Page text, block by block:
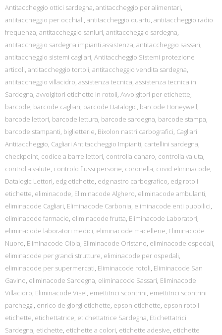
Antitaccheggio ottici sardegna, antitaccheggio per alimentari,
antitaccheggio per occhiali, antitaccheggio quartu, antitaccheggio radio
frequenza, antitaccheggio sanluri, antitaccheggio sardegna,
antitaccheggio sardegna impianti assistenza, antitaccheggio sassari,
antitaccheggio sistemi cagliari, Antitaccheggio Sistemi protezione
articoli, antitaccheggio tortolì, antitaccheggio vendita sardegna,
antitaccheggio villacidro, assistenza tecnica, assistenza tecnica in
Sardegna, avvolgitori etichette in rotoli, Avvolgitori per etichette,
barcode, barcode cagliari, barcode Datalogic, barcode Honeywell,
barcode lettori, barcode lettura, barcode sardegna, barcode stampa,
barcode stampanti, biglietterie, Bixolon nastri carbografici, Cagliari
Antitaccheggio, Cagliari Antitaccheggio Impianti, cartellini sardegna,
checkpoint, codice a barre lettori, controlla danaro, controlla valuta,
controlla valute, controlo flussi persone, coronella, covid eliminacode,
Datalogic Lettori, edg etichette, edg nastro carbografico, edg rotoli
etichette, eliminacode, Eliminacode Alghero, eliminacode ambulanti,
eliminacode Cagliari, Eliminacode Carbonia, eliminacode enti pubbilici,
eliminacode farmacie, eliminacode frutta, Eliminacode Laboratori,
eliminacode laboratori medici, eliminacode macellerie, Eliminacode
Nuoro, Eliminacode Olbia, Eliminacode Oristano, eliminacode ospedali,
eliminacode per grandi strutture, eliminacode per ospedali,
eliminacode per supermercati, Eliminacode rotoli, Eliminacode San
Gavino, eliminacode Sardegna, eliminacode Sassari, Eliminacode
Villacidro, Eliminacode Visel, emettitrici scontrini, emettitrici scontrini
parcheggi, enrico de giorgi etichette, epson etichette, epson rotoli
etichette, etichettatrice, etichettatrice Sardegna, Etichettatrici
Sardegna, etichette, etichette a colori, etichette adesive, etichette